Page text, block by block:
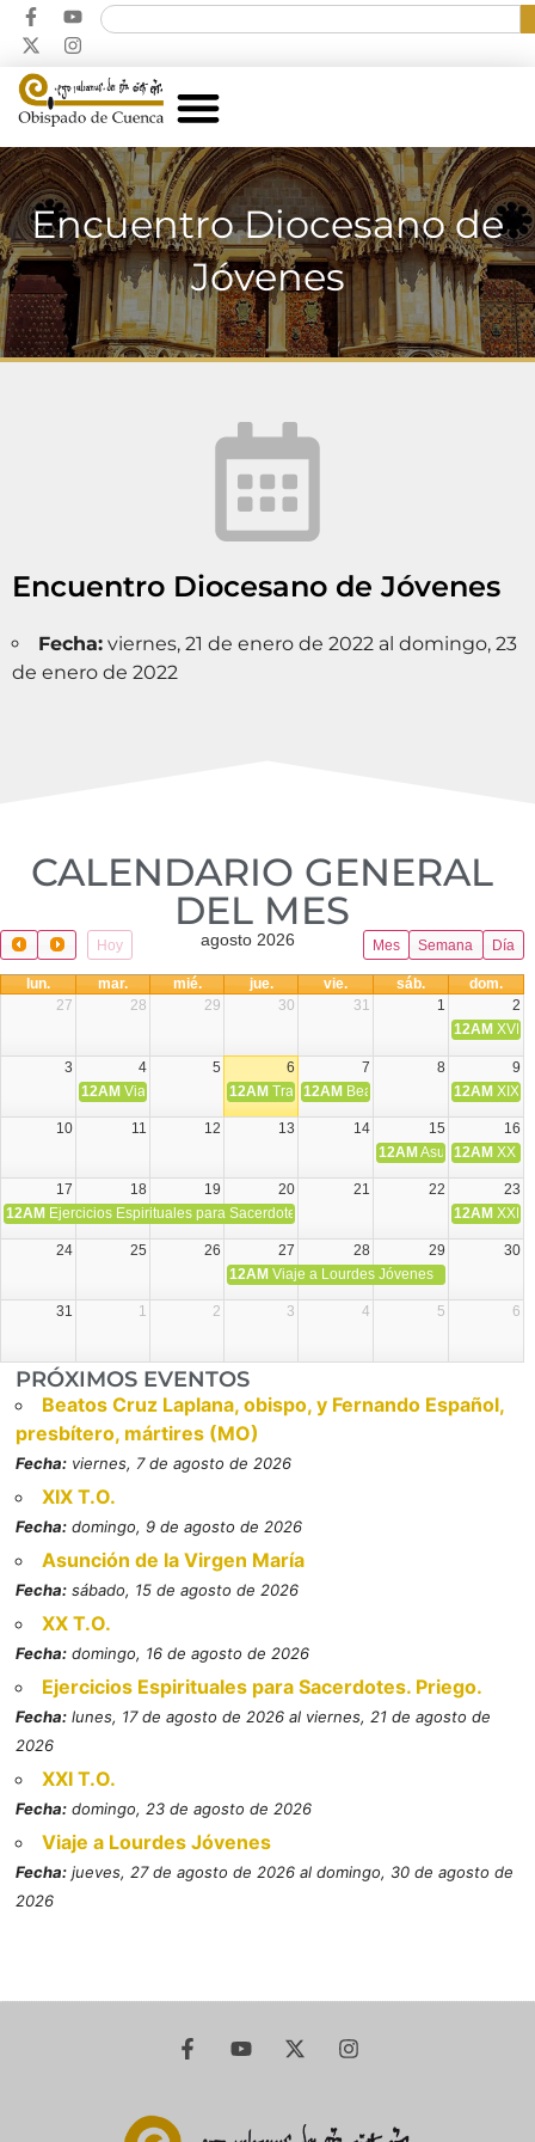
Encuentro Diocesano de
Jóvenes
Encuentro Diocesano de Jóvenes
Fecha: viernes, 21 de enero de 2022 al domingo, 23
de enero de 2022
CALENDARIO GENERAL
DEL MES​
Hoy Mes Semana Día
agosto 2026
lun. mar. mié. jue. vie. sáb.
dom.
27
28 29 30 31 1
2
12AM XVIII
3 4 5 6 7 8
9
12AM Viaje Diocesano a Japón.
12AM Transfiguración del Señor
12AM Beatos Cruz Laplana,
12AM XIX
10 11 12 13 14 15
16
12AM Asunción de la
12AM XX
17 18 19 20 21 22
23
12AM Ejercicios Espirituales para Sacerdotes. Priego. 12AM XXI
24 25 26 27 28 29
30
12AM Viaje a Lourdes Jóvenes
31 1 2 3 4 5 6
PRÓXIMOS EVENTOS
Beatos Cruz Laplana, obispo, y Fernando Español,
presbítero, mártires (MO)
Fecha: viernes, 7 de agosto de 2026
XIX T.O.
Fecha: domingo, 9 de agosto de 2026
Asunción de la Virgen María
Fecha: sábado, 15 de agosto de 2026
XX T.O.
Fecha: domingo, 16 de agosto de 2026
Ejercicios Espirituales para Sacerdotes. Priego.
Fecha: lunes, 17 de agosto de 2026 al viernes, 21 de agosto de
2026
XXI T.O.
Fecha: domingo, 23 de agosto de 2026
Viaje a Lourdes Jóvenes
Fecha: jueves, 27 de agosto de 2026 al domingo, 30 de agosto de
2026